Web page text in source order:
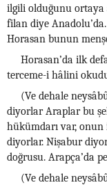
ilgili olduğunu
filan diye
Horasan bunun
Horasan’da ilk
terceme-i hâlini
(Ve dehale
diyorlar Araplar bu
hükümdarı var, onun
diyorlar. Nişabur
doğrusu. Arapça’da
(Ve dehale